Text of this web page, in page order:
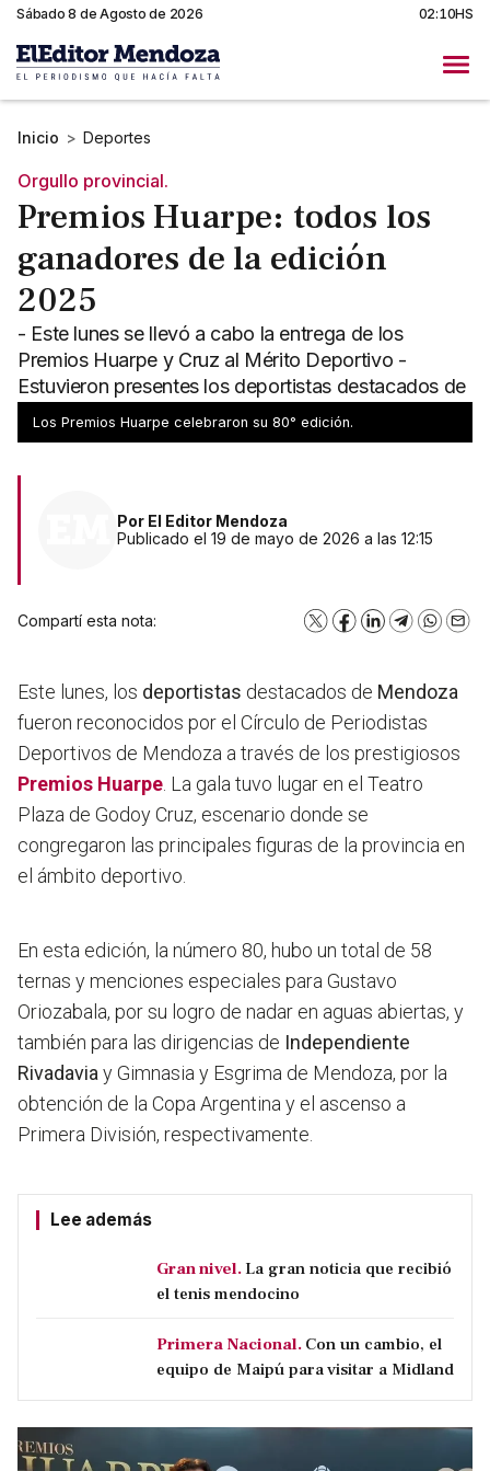
Sábado 8 de Agosto de 2026 02:10HS
Inicio > Deportes
Orgullo provincial.
Premios Huarpe: todos los
ganadores de la edición
2025
- Este lunes se llevó a cabo la entrega de los
Premios Huarpe y Cruz al Mérito Deportivo -
Estuvieron presentes los deportistas destacados de
nuestra provincia
Los Premios Huarpe celebraron su 80° edición.
Por El Editor Mendoza
Publicado el 19 de mayo de 2026 a las 12:15
Compartí esta nota: X Facebook
LinkedInTelegram
Este lunes, los deportistas destacados de Mendoza
fueron reconocidos por el Círculo de Periodistas
Deportivos de Mendoza a través de los prestigiosos
Premios Huarpe . La gala tuvo lugar en el Teatro
Plaza de Godoy Cruz, escenario donde se
congregaron las principales figuras de la provincia en
el ámbito deportivo.
En esta edición, la número 80, hubo un total de 58
ternas y menciones especiales para Gustavo
Oriozabala, por su logro de nadar en aguas abiertas, y
también para las dirigencias de Independiente
Rivadavia y Gimnasia y Esgrima de Mendoza, por la
obtención de la Copa Argentina y el ascenso a
Primera División, respectivamente.
Lee además
Gran nivel. La gran noticia que recibió
el tenis mendocino
Primera Nacional. Con un cambio, el
equipo de Maipú para visitar a Midland